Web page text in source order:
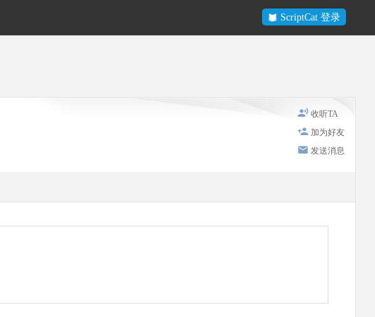
ScriptCat 登录
收听TA
加为好友
发送消息